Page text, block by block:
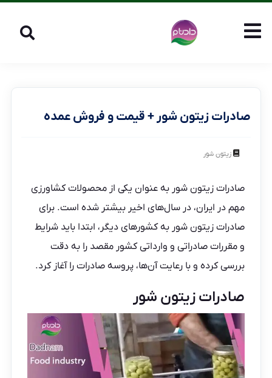
صادرات زیتون شور + قیمت و فروش عمده
زیتون شور
صادرات زیتون شور به عنوان یکی از محصولات کشاورزی
مهم در ایران، در سال‌های اخیر بیشتر شده است. برای
صادرات زیتون شور به کشورهای دیگر، ابتدا باید شرایط
و مقررات صادراتی و وارداتی کشور مقصد را به دقت
بررسی کرده و با رعایت آن‌ها، پروسه صادرات را آغاز کرد.
صادرات زیتون شور